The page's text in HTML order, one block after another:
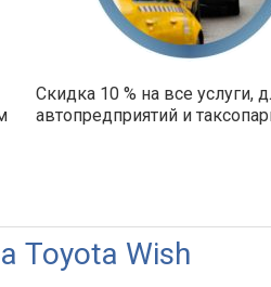
Скидка 10 % на все услуги,
автопредприятий и
Toyota Wish